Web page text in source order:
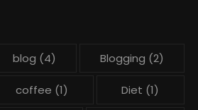
blog (4) Blogging (2)
coffee (1) Diet (1)